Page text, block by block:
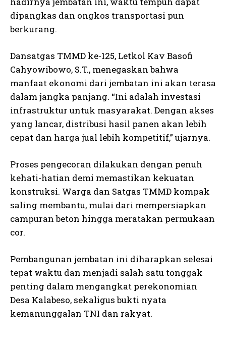
dipangkas dan ongkos transportasi pun
berkurang.
Dansatgas TMMD ke-125, Letkol Kav Basofi
Cahyowibowo, S.T., menegaskan bahwa
manfaat ekonomi dari jembatan ini akan terasa
dalam jangka panjang. “Ini adalah investasi
infrastruktur untuk masyarakat. Dengan akses
yang lancar, distribusi hasil panen akan lebih
cepat dan harga jual lebih kompetitif,” ujarnya.
Proses pengecoran dilakukan dengan penuh
kehati-hatian demi memastikan kekuatan
konstruksi. Warga dan Satgas TMMD kompak
saling membantu, mulai dari mempersiapkan
campuran beton hingga meratakan permukaan
cor.
Pembangunan jembatan ini diharapkan selesai
tepat waktu dan menjadi salah satu tonggak
penting dalam mengangkat perekonomian
Desa Kalabeso, sekaligus bukti nyata
kemanunggalan TNI dan rakyat.